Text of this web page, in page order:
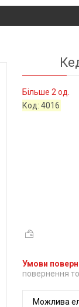
Більше 2 од.
Код:4016
повернення